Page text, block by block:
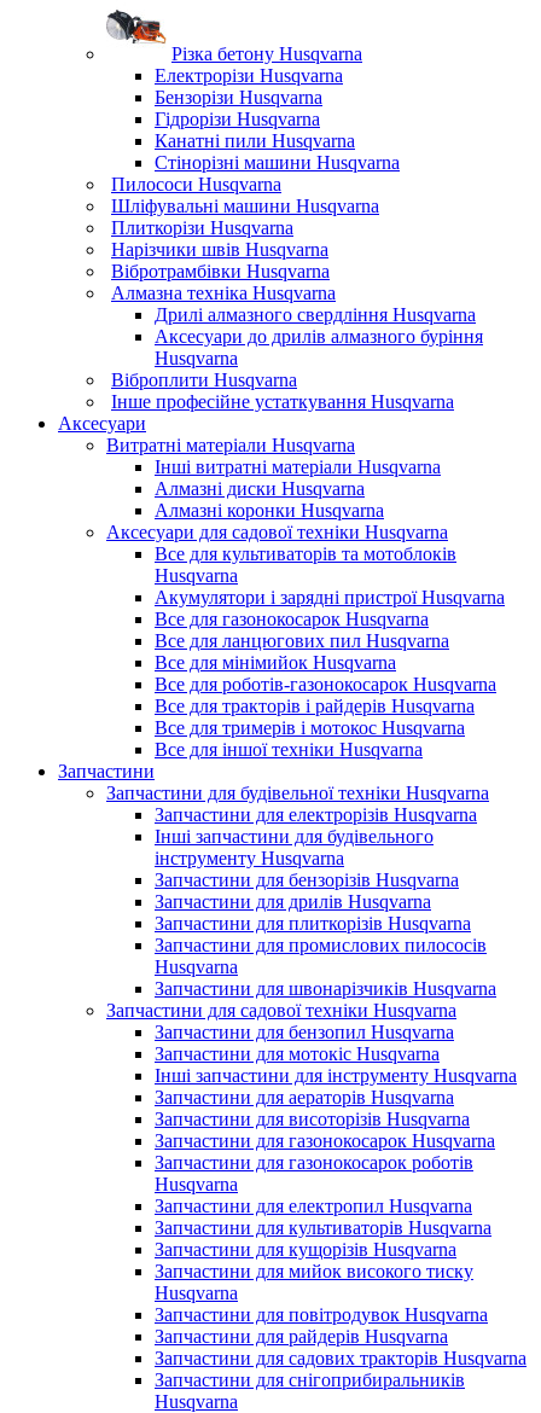
Різка бетону Husqvarna
Електрорізи Husqvarna
Бензорізи Husqvarna
Гідрорізи Husqvarna
Канатні пили Husqvarna
Стінорізні машини Husqvarna
Пилососи Husqvarna
Шліфувальні машини Husqvarna
Плиткорізи Husqvarna
Нарізчики швів Husqvarna
Вібротрамбівки Husqvarna
Алмазна техніка Husqvarna
Дрилі алмазного свердління Husqvarna
Аксесуари до дрилів алмазного буріння
Husqvarna
Віброплити Husqvarna
Інше професійне устаткування Husqvarna
Аксесуари
Витратні матеріали Husqvarna
Інші витратні матеріали Husqvarna
Алмазні диски Husqvarna
Алмазні коронки Husqvarna
Аксесуари для садової техніки Husqvarna
Все для культиваторів та мотоблоків
Husqvarna
Акумулятори і зарядні пристрої Husqvarna
Все для газонокосарок Husqvarna
Все для ланцюгових пил Husqvarna
Все для мінімийок Husqvarna
Все для роботів-газонокосарок Husqvarna
Все для тракторів і райдерів Husqvarna
Все для тримерів і мотокос Husqvarna
Все для іншої техніки Husqvarna
Запчастини
Запчастини для будівельної техніки Husqvarna
Запчастини для електрорізів Husqvarna
Інші запчастини для будівельного
інструменту Husqvarna
Запчастини для бензорізів Husqvarna
Запчастини для дрилів Husqvarna
Запчастини для плиткорізів Husqvarna
Запчастини для промислових пилососів
Husqvarna
Запчастини для швонарізчиків Husqvarna
Запчастини для садової техніки Husqvarna
Запчастини для бензопил Husqvarna
Запчастини для мотокіс Husqvarna
Інші запчастини для інструменту Husqvarna
Запчастини для аераторів Husqvarna
Запчастини для висоторізів Husqvarna
Запчастини для газонокосарок Husqvarna
Запчастини для газонокосарок роботів
Husqvarna
Запчастини для електропил Husqvarna
Запчастини для культиваторів Husqvarna
Запчастини для кущорізів Husqvarna
Запчастини для мийок високого тиску
Husqvarna
Запчастини для повітродувок Husqvarna
Запчастини для райдерів Husqvarna
Запчастини для садових тракторів Husqvarna
Запчастини для снігоприбиральників
Husqvarna